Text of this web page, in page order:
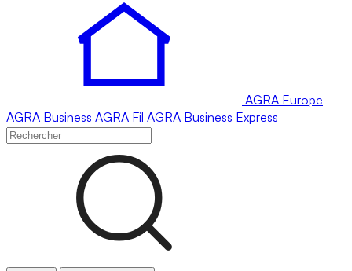
AGRA Europe
AGRA Business AGRA Fil AGRA Business Express